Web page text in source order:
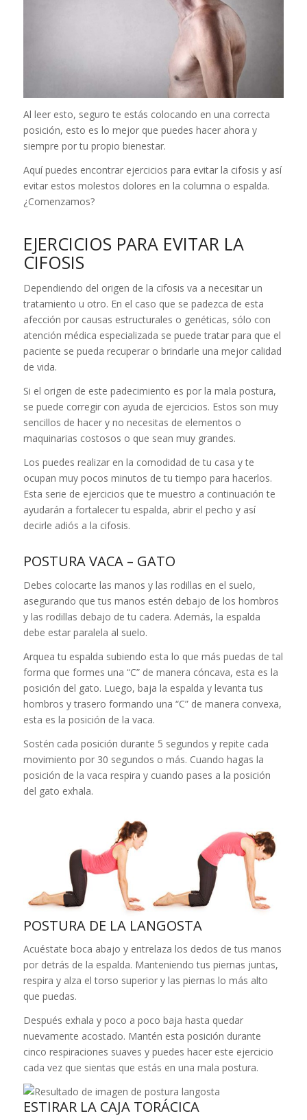
Al leer esto, seguro te estás colocando en una correcta
posición, esto es lo mejor que puedes hacer ahora y
siempre por tu propio bienestar.
Aquí puedes encontrar ejercicios para evitar la cifosis y así
evitar estos molestos dolores en la columna o espalda.
¿Comenzamos?
EJERCICIOS PARA EVITAR LA
CIFOSIS
Dependiendo del origen de la cifosis va a necesitar un
tratamiento u otro. En el caso que se padezca de esta
afección por causas estructurales o genéticas, sólo con
atención médica especializada se puede tratar para que el
paciente se pueda recuperar o brindarle una mejor calidad
de vida.
Si el origen de este padecimiento es por la mala postura,
se puede corregir con ayuda de ejercicios. Estos son muy
sencillos de hacer y no necesitas de elementos o
maquinarias costosos o que sean muy grandes.
Los puedes realizar en la comodidad de tu casa y te
ocupan muy pocos minutos de tu tiempo para hacerlos.
Esta serie de ejercicios que te muestro a continuación te
ayudarán a fortalecer tu espalda, abrir el pecho y así
decirle adiós a la cifosis.
POSTURA VACA – GATO
Debes colocarte las manos y las rodillas en el suelo,
asegurando que tus manos estén debajo de los hombros
y las rodillas debajo de tu cadera. Además, la espalda
debe estar paralela al suelo.
Arquea tu espalda subiendo esta lo que más puedas de tal
forma que formes una “C” de manera cóncava, esta es la
posición del gato. Luego, baja la espalda y levanta tus
hombros y trasero formando una “C” de manera convexa,
esta es la posición de la vaca.
Sostén cada posición durante 5 segundos y repite cada
movimiento por 30 segundos o más. Cuando hagas la
posición de la vaca respira y cuando pases a la posición
del gato exhala.
POSTURA DE LA LANGOSTA
Acuéstate boca abajo y entrelaza los dedos de tus manos
por detrás de la espalda. Manteniendo tus piernas juntas,
respira y alza el torso superior y las piernas lo más alto
que puedas.
Después exhala y poco a poco baja hasta quedar
nuevamente acostado. Mantén esta posición durante
cinco respiraciones suaves y puedes hacer este ejercicio
cada vez que sientas que estás en una mala postura.
ESTIRAR LA CAJA TORÁCICA